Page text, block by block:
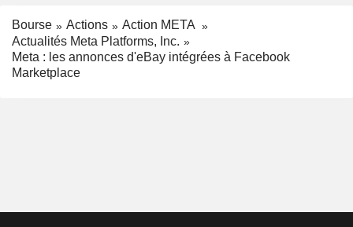
Bourse Actions
Action META
Actualités Meta Platforms, Inc.
Meta : les annonces d'eBay intégrées à Facebook
Marketplace